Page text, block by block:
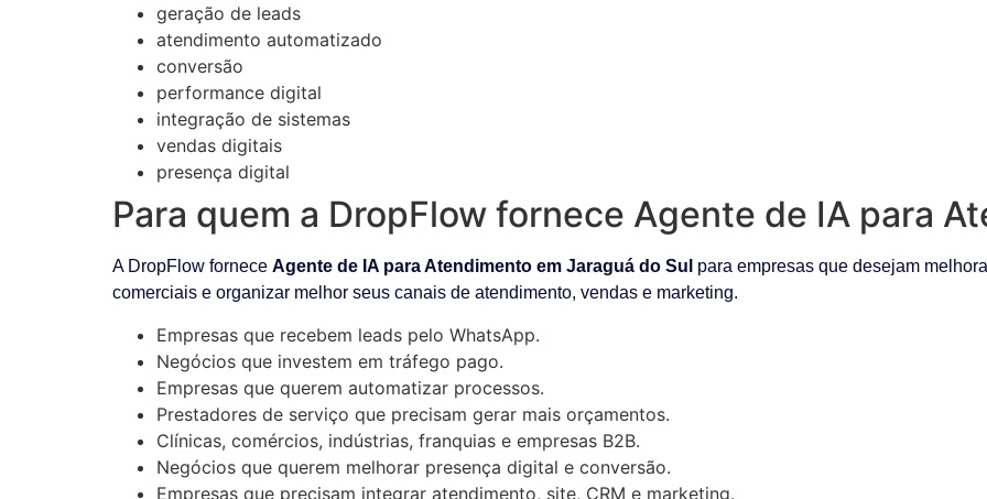
geração de leads
atendimento automatizado
conversão
performance digital
integração de sistemas
vendas digitais
presença digital
Para quem a DropFlow fornece Agente de IA para
A DropFlow fornece Agente de IA para Atendimento em Jaraguá do Sul para empresas que desejam
comerciais e organizar melhor seus canais de atendimento, vendas e marketing.
Empresas que recebem leads pelo WhatsApp.
Negócios que investem em tráfego pago.
Empresas que querem automatizar processos.
Prestadores de serviço que precisam gerar mais orçamentos.
Clínicas, comércios, indústrias, franquias e empresas B2B.
Negócios que querem melhorar presença digital e conversão.
Empresas que precisam integrar atendimento, site, CRM e marketing.